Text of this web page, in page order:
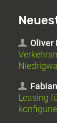
Oliver
Leasing